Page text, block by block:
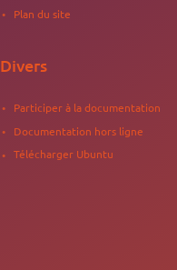
Plan du site
Divers
Participer à la documentation
Documentation hors ligne
Télécharger Ubuntu